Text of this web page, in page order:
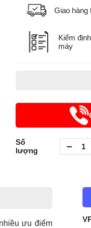
Giao hàng
Kiểm
máy
Số
lượng
ưu điểm